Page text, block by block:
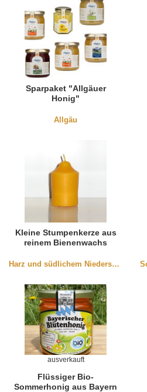
Sparpaket "Allgäuer
Honig"
Allgäu
Kleine Stumpenkerze aus
reinem Bienenwachs
Harz und südlichem Niedersachen
Flüssiger Bio-
Sommerhonig aus Bayern
ausverkauft